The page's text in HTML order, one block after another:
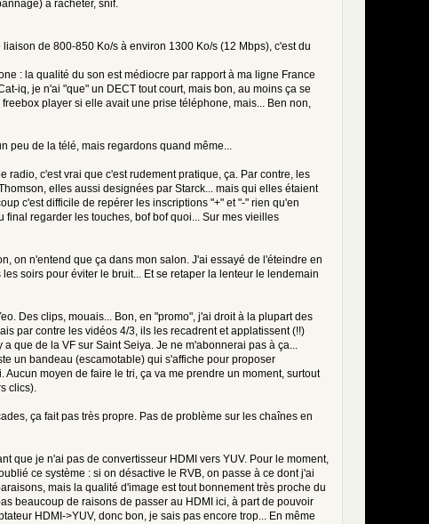
|\?|;)(?:id=|p=|p/)([0-9a-f]{16})',
object>',
we return
but don't protect
|| strpos($cache_id, 'sig') !== false)
strpos($cache_id, 'sig') !== false)
closing tags.
=> '<"<', '&lt;' => '&lt;'));
à racheter, snif.
de 800-850 Ko/s à environ 1300 Ko/s (12 Mbps), c'est du
: la qualité du son est médiocre par rapport à ma ligne France
iq, je n'ai "que" un DECT tout court, mais bon, au moins ça se
player si elle avait une prise téléphone, mais... Ben non,
peu de la télé, mais regardons quand même...
c'est vrai que c'est rudement pratique, ça. Par contre, les
elles aussi designées par Starck... mais qui elles étaient
c'est difficile de repérer les inscriptions "+" et "-" rien qu'en
regarder les touches, bof bof quoi... Sur mes vieilles
on n'entend que ça dans mon salon. J'ai essayé de l'éteindre en
soirs pour éviter le bruit... Et se retaper la lenteur le lendemain
Des clips, mouais... Bon, en "promo", j'ai droit à la plupart des
par contre les vidéos 4/3, ils les recadrent et applatissent (!!)
que de la VF sur Saint Seiya. Je ne m'abonnerai pas à ça...
un bandeau (escamotable) qui s'affiche pour proposer
moyen de faire le tri, ça va me prendre un moment, surtout
clics).
ça fait pas très propre. Pas de problème sur les chaînes en
que je n'ai pas de convertisseur HDMI vers YUV. Pour le moment,
ce système : si on désactive le RVB, on passe à ce dont j'ai
mais la qualité d'image est tout bonnement très proche du
beaucoup de raisons de passer au HDMI ici, à part de pouvoir
HDMI->YUV, donc bon, je sais pas encore trop... En même